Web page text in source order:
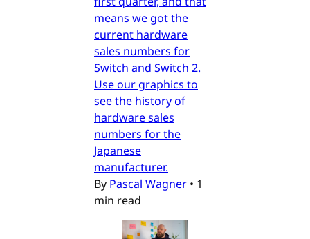
means we got the
current hardware
sales numbers for
Switch and Switch 2.
Use our graphics to
see the history of
hardware sales
numbers for the
Japanese
manufacturer.
By Pascal Wagner • 1
min read